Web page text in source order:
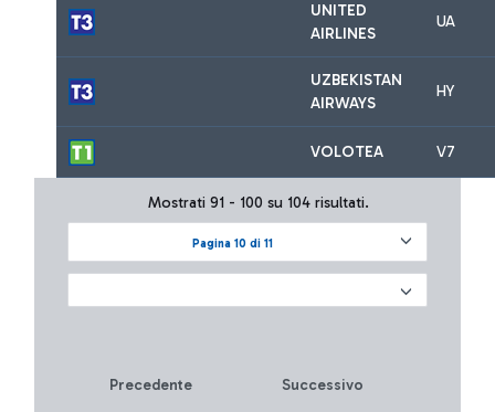
UNITED
AIRLINES
UA
UZBEKISTAN
AIRWAYS
HY
VOLOTEA V7
Pagina 10 di 11
Mostrati 91 - 100 su 104 risultati.
Precedente Successivo